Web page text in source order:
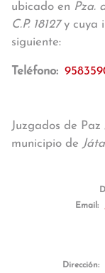
ubicado en Pza.
C.P. 18127y cuya
siguiente:
Teléfono:
Juzgados de
municipio de
Email:
Dirección: